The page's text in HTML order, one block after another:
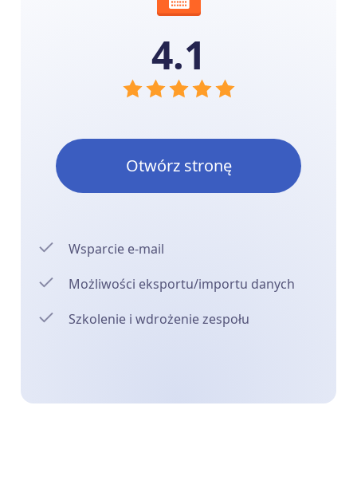
4.1
Otwórz stronę
Wsparcie e-mail
Możliwości eksportu/importu danych
Szkolenie i wdrożenie zespołu